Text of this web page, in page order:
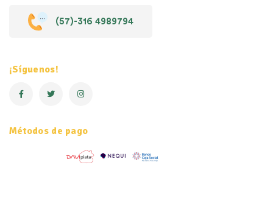
(57)-316 4989794
¡Síguenos!
Métodos de pago